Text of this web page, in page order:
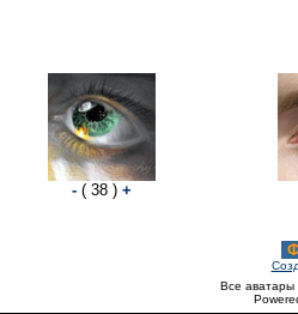
- ( 38 ) +
Все аватары